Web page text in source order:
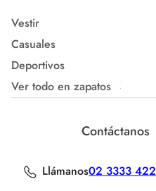
Vestir
Casuales
Deportivos
Ver todo en zapatos
Contáctanos
Llámanos02 3333 422